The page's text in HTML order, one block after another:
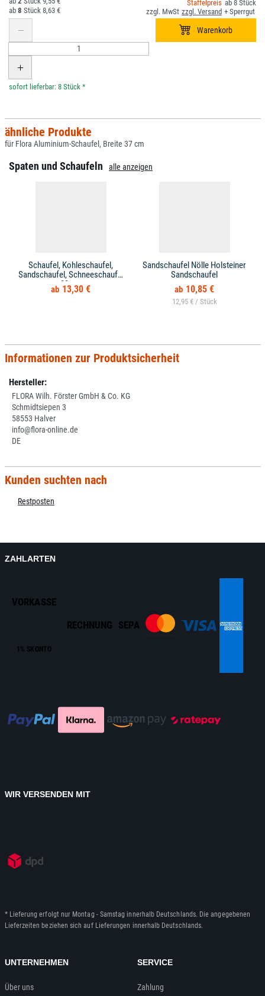
8
8
8,63 €
*
ähnliche Produkte
für Flora Aluminium-Schaufel, Breite 37 cm
Spaten und Schaufeln alle anzeigen
Schaufel, Kohleschaufel,
Sandschaufel, Schneeschaufel
38 cm
13,30 €
Sandschaufel Nölle Holsteiner
Sandschaufel
10,85 €
12,95 € /
Informationen zur Produktsicherheit
Hersteller:
FLORA Wilh. Förster GmbH & Co. KG
Schmidtsiepen 3
58553 Halver
info@flora-online.de
DE
Kunden suchten nach
Restposten
ZAHLARTEN
VORKASSE
1% SKONTO
RECHNUNG SEPA
WIR VERSENDEN MIT
* Lieferung erfolgt nur Montag - Samstag innerhalb Deutschlands. Die angegebenen
Lieferzeiten beziehen sich auf Lieferungen innerhalb Deutschlands.
UNTERNEHMEN
Über uns
SERVICE
Zahlung